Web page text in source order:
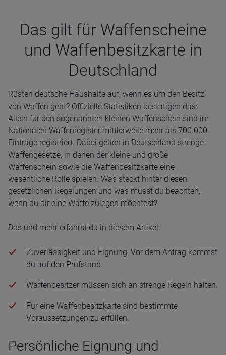
Das gilt für Waf­fen­scheine
und Waf­fen­be­sitz­karte in
Deutsch­land
Rüsten deutsche Haushalte auf, wenn es um den Besitz
von Waffen geht? Offizielle Statistiken bestätigen das:
Allein für den sogenannten kleinen Waffenschein sind im
Nationalen Waffenregister mittlerweile mehr als 700.000
Einträge registriert. Dabei gelten in Deutschland strenge
Waffengesetze, in denen der kleine und große
Waffenschein sowie die Waffenbesitzkarte eine
wesentliche Rolle spielen. Was steckt hinter diesen
gesetzlichen Regelungen und was musst du beachten,
wenn du dir eine Waffe zulegen möchtest?
Das und mehr erfährst du in diesem Artikel:
Zuverlässigkeit und Eignung: Vor dem Antrag kommst
du auf den Prüfstand.
Waffenbesitzer müssen sich an strenge Regeln halten.
Für eine Waffenbesitzkarte sind bestimmte
Voraussetzungen zu erfüllen.
Persönliche Eignung und